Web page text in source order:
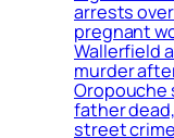
arrests
pregnant
Wallerfield
murder
Oropouche
father
street